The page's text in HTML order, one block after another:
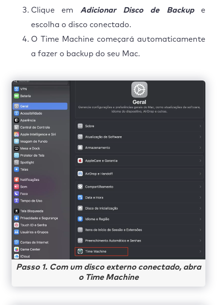
Clique em Adicionar Disco de Backupe
escolha o disco conectado.
O Time Machine começará automaticamente
a fazer o backup do seu Mac.
Passo 1. Com um disco externo conectado, abra
o Time Machine